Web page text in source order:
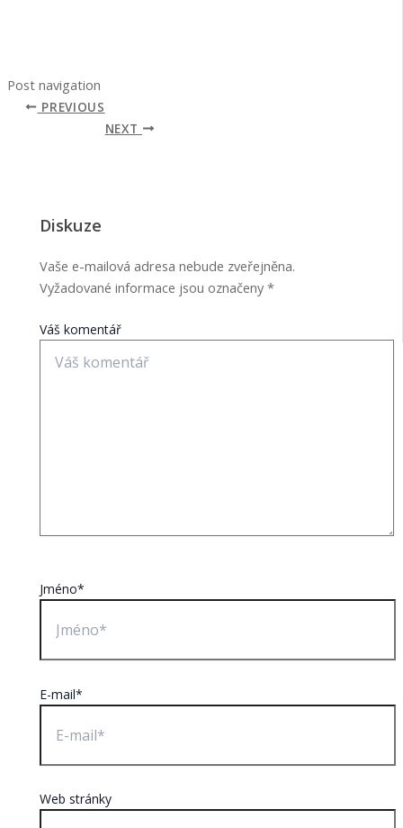
Post navigation
PREVIOUS
NEXT
Diskuze
Vaše e-mailová adresa nebude zveřejněna.
Vyžadované informace jsou označeny*
Váš komentář
Jméno*
E-mail*
Web stránky